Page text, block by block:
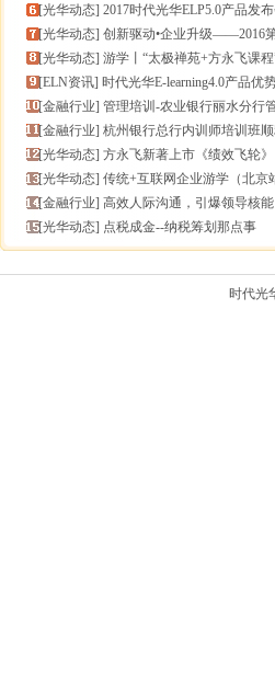
[光华动态] 2017时代光华ELP5.0产品发布会暨构建
[光华动态] 创新驱动•企业升级——2016第八届
[光华动态] 游学丨“太极禅苑+方永飞课程”高端商圈项
[ELN资讯] 时代光华E-learning4.0产品优
[金融行业] 管理培训-农业银行丽水分行管理
[金融行业] 杭州银行总行内训师培训班
[光华动态] 方永飞新著上市《绩效飞轮》《赢在中层》六
[光华动态] 传统+互联网企业游学（北京
[金融行业] 高效人际沟通，引爆领导核能
[光华动态] 点税成金--纳税筹划那点事
时代光